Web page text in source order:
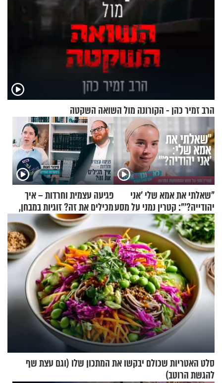
הרב זמיר כהן - הקורונה מול השואה השקטה
"שאלתי את אמא שלי 'אני
יהודייה?'": קטרין נמני על מסע
ההתחזקות המרגש
פגיעה עצמית וחרדות – איך
מכילים את זה? זוגיות במבחן,
הפעם עם יהודית ואלתר כהן
סלט האטריות שכולם יבקשו את המתכון שלו (וגם עצת שף
להגשת הרוטב)